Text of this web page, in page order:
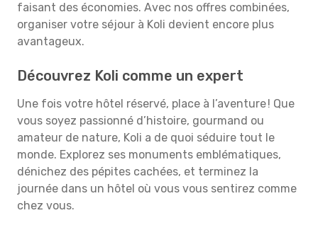
faisant des économies. Avec nos offres combinées,
organiser votre séjour à Koli devient encore plus
avantageux.
Découvrez Koli comme un expert
Une fois votre hôtel réservé, place à l’aventure ! Que
vous soyez passionné d’histoire, gourmand ou
amateur de nature, Koli a de quoi séduire tout le
monde. Explorez ses monuments emblématiques,
dénichez des pépites cachées, et terminez la
journée dans un hôtel où vous vous sentirez comme
chez vous.